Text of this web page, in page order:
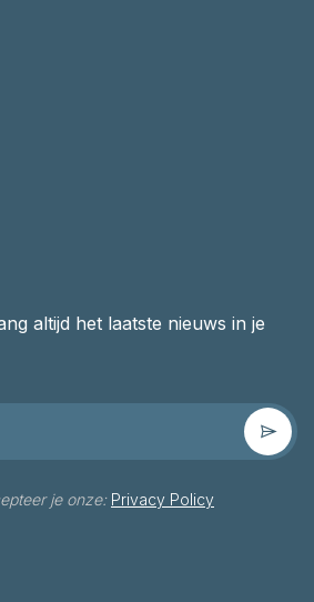
altijd het laatste nieuws in je
je onze: Privacy Policy